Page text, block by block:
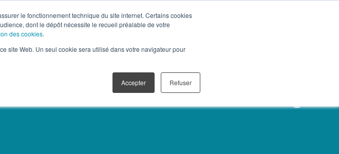
le fonctionnement technique du site internet. Certains cookies
dont le dépôt nécessite le recueil préalable de votre
des cookies.
site Web. Un seul cookie sera utilisé dans votre navigateur pour
Accepter Refuser
TACTIQUES